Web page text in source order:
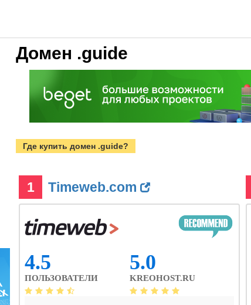
Домен .guide
Где купить домен .guide?
1 Timeweb.com
4.5
ПОЛЬЗОВАТЕЛИ
5.0
KREOHOST.RU